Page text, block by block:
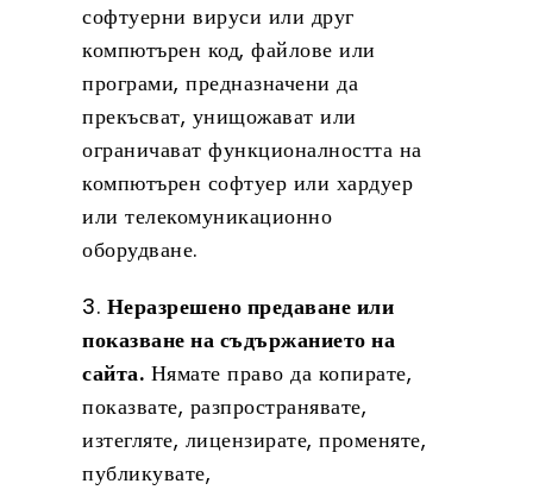
софтуерни вируси или друг
компютърен код, файлове или
програми, предназначени да
прекъсват, унищожават или
ограничават функционалността на
компютърен софтуер или хардуер
или телекомуникационно
оборудване.
3. Неразрешено предаване или
показване на съдържанието на
сайта. Нямате право да копирате,
показвате, разпространявате,
изтегляте, лицензирате, променяте,
публикувате,